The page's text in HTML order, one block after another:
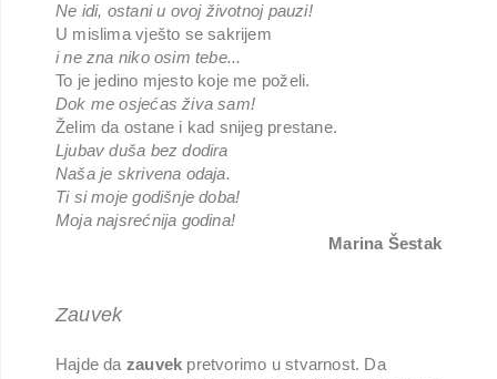
Ne idi, ostani u ovoj životnoj pauzi!
U mislima vješto se sakrijem
i ne zna niko osim tebe...
To je jedino mjesto koje me poželi.
Dok me osjećas živa sam!
Želim da ostane i kad snijeg prestane.
Ljubav duša bez dodira
Naša je skrivena odaja.
Ti si moje godišnje doba!
Moja najsrećnija godina!
Marina Šestak
Zauvek
Hajde da zauvek pretvorimo u stvarnost. Da